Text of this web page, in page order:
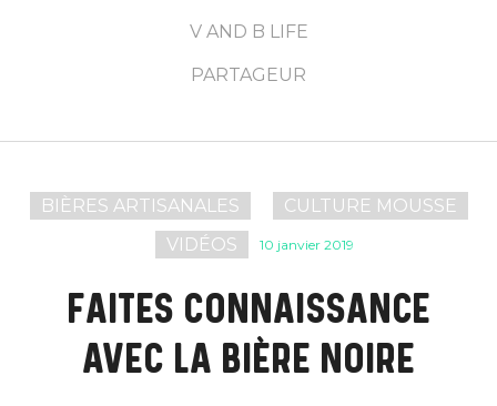
V AND B LIFE
PARTAGEUR
BIÈRES ARTISANALES
CULTURE MOUSSE
VIDÉOS
10 janvier 2019
FAITES CONNAISSANCE
AVEC LA BIÈRE NOIRE